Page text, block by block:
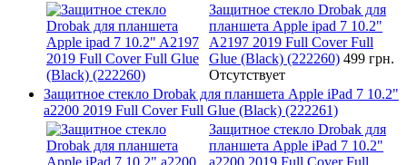
Защитное стекло Drobak для
планшета Apple ipad 7 10.2"
A2197 2019 Full Cover Full
Glue (Black) (222260) 499 грн.
Отсутствует
Защитное стекло Drobak для планшета Apple iPad 7 10.2"
a2200 2019 Full Cover Full Glue (Black) (222261)
Защитное стекло Drobak для
планшета Apple iPad 7 10.2"
a2200 2019 Full Cover Full